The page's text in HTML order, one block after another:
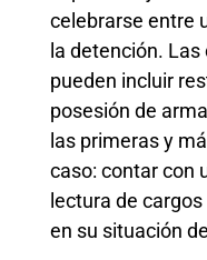
celebrarse entre
la detención.
pueden incluir
posesión de
las primeras y
caso: contar con
lectura de
en su situación